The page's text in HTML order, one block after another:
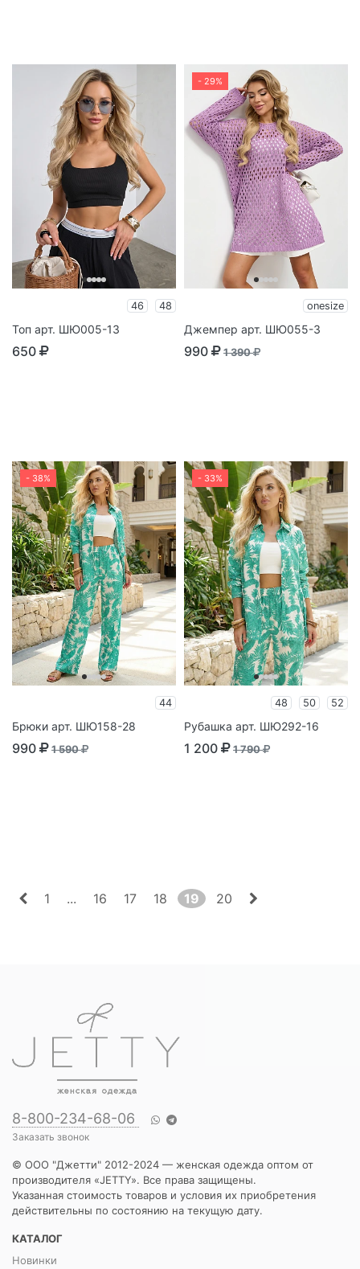
46 48
Топ арт. ШЮ005-13
650
- 29%
onesize
Джемпер арт. ШЮ055-3
990 1 390
- 38%
44
Брюки арт. ШЮ158-28
990 1 590
- 33%
48 50 52
Рубашка арт. ШЮ292-16
1 200 1 790
1 ... 16 17 18 19 20
8-800-234-68-06
Заказать звонок
© ООО "Джетти" 2012-2024 — женская одежда оптом от
производителя «JETTY». Все права защищены.
Указанная стоимость товаров и условия их приобретения
действительны по состоянию на текущую дату.
КАТАЛОГ
Новинки